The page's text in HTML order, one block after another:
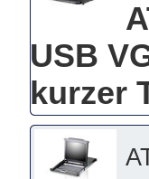
USB
kurzer